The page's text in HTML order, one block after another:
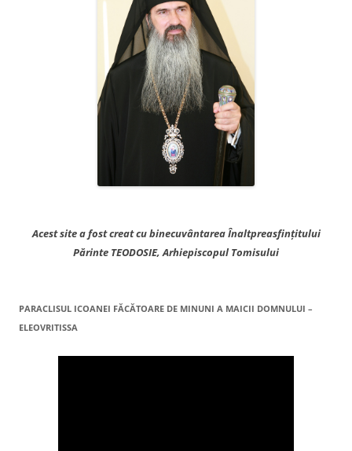
Acest site a fost creat cu binecuvântarea Înaltpreasfințitului
Părinte TEODOSIE, Arhiepiscopul Tomisului
PARACLISUL ICOANEI FĂCĂTOARE DE MINUNI A MAICII DOMNULUI –
ELEOVRITISSA